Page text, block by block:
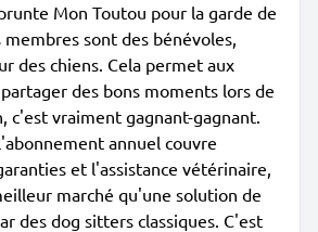
Mon Toutou pour la garde de
sont des bénévoles,
des chiens. Cela permet aux
des bons moments lors de
c'est vraiment gagnant-gagnant.
annuel couvre
et l'assistance vétérinaire,
marché qu'une solution de
des dog sitters classiques. C'est